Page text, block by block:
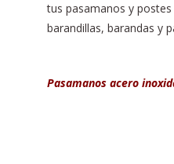
tus pasamanos y
barandillas, barandas y
Pasamanos acero